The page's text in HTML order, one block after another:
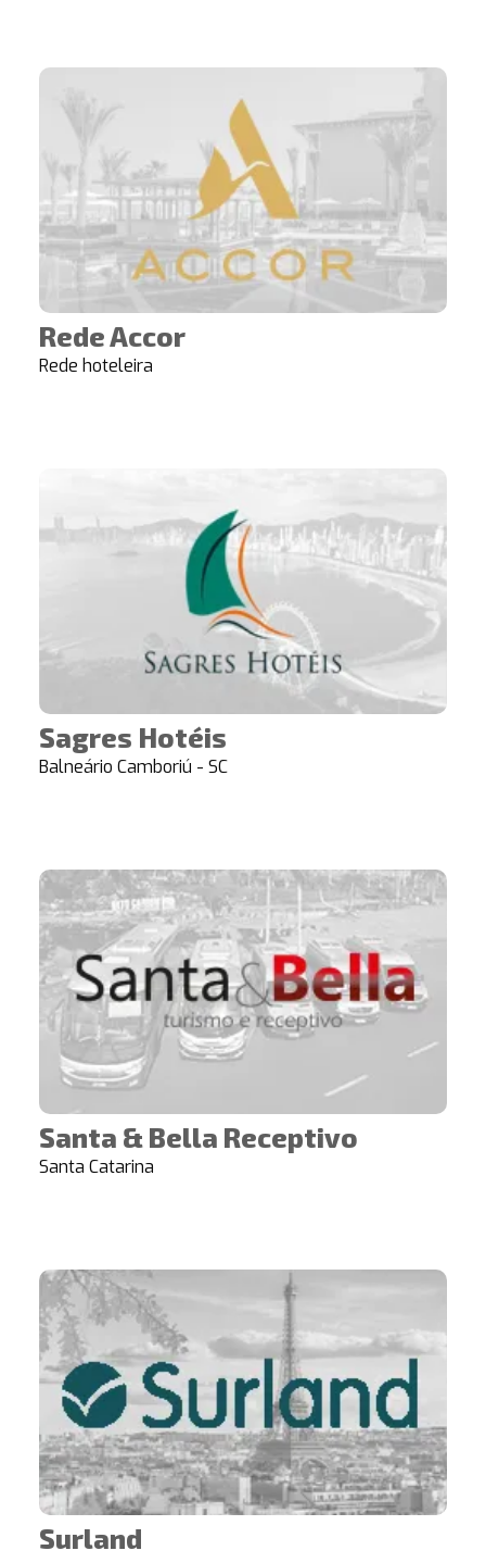
Rede Accor
Rede hoteleira
Sagres Hotéis
Balneário Camboriú - SC
Santa & Bella Receptivo
Santa Catarina
Surland